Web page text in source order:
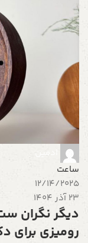
ادمین
ساعت
12/14/2025
23 آذر 1404
دیگر نگران
رومیزی برای